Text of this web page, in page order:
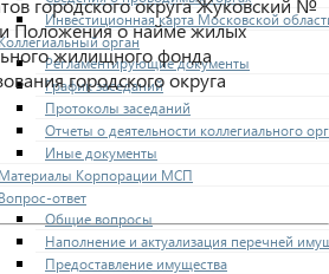
Инвестиционная карта Московской
Коллегиальный орган
Регламентирующие документы
График заседаний
Протоколы заседаний
Отчеты о деятельности коллегиального
Иные документы
Материалы Корпорации МСП
Вопрос-ответ
Общие вопросы
Наполнение и актуализация перечней
Предоставление имущества
Положения о найме жилых
жилищного фонда
городского округа